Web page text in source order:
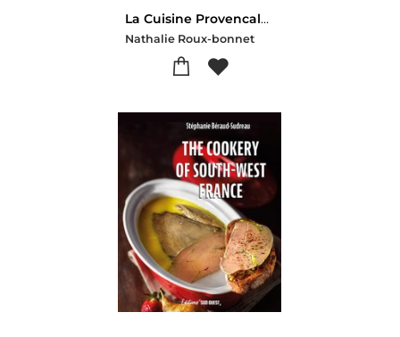
La Cuisine Provencale Vegetarienne Facile
Nathalie Roux-bonnet